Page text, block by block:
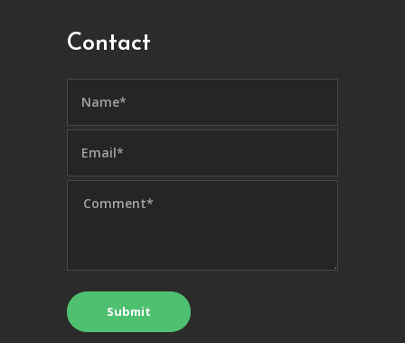
Contact